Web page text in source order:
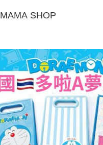
MAMA SHOP